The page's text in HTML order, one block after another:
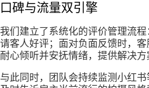
口碑与流量双引擎
我们建立了系统化的评价管理流
请客人好评；面对负面反馈时，客
耐心倾听并安抚情绪，提供解决方
与此同时，团队会持续监测小红书